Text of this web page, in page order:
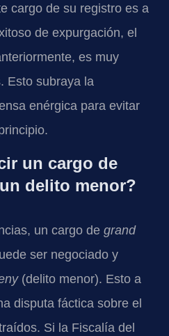
cargo de su registro es a
de expurgación, el
es muy
Esto subraya la
enérgica para evitar
un cargo de
delito menor?
un cargo de grand
ser negociado y
(delito menor). Esto a
disputa fáctica sobre el
Si la Fiscalía del